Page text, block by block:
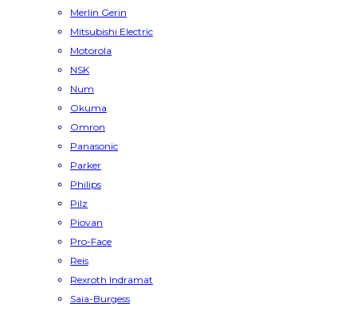
Merlin Gerin
Mitsubishi Electric
Motorola
NSK
Num
Okuma
Omron
Panasonic
Parker
Philips
Pilz
Piovan
Pro-Face
Reis
Rexroth Indramat
Saia-Burgess